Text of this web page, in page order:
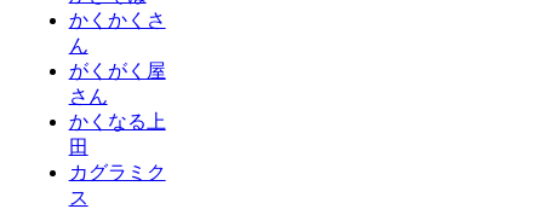
かくかくさ
ん
がくがく屋
さん
かくなる上
田
カグラミク
ス